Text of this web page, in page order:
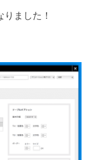
ました！